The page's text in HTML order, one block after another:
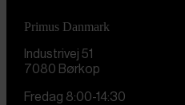
Primus Danmark
Industrivej 51
7080 Børkop
Fredag 8:00-14:30